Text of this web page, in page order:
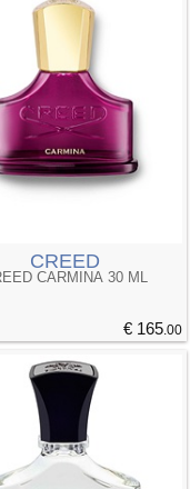
CREED
CARMINA 30 ML
€ 165 .00